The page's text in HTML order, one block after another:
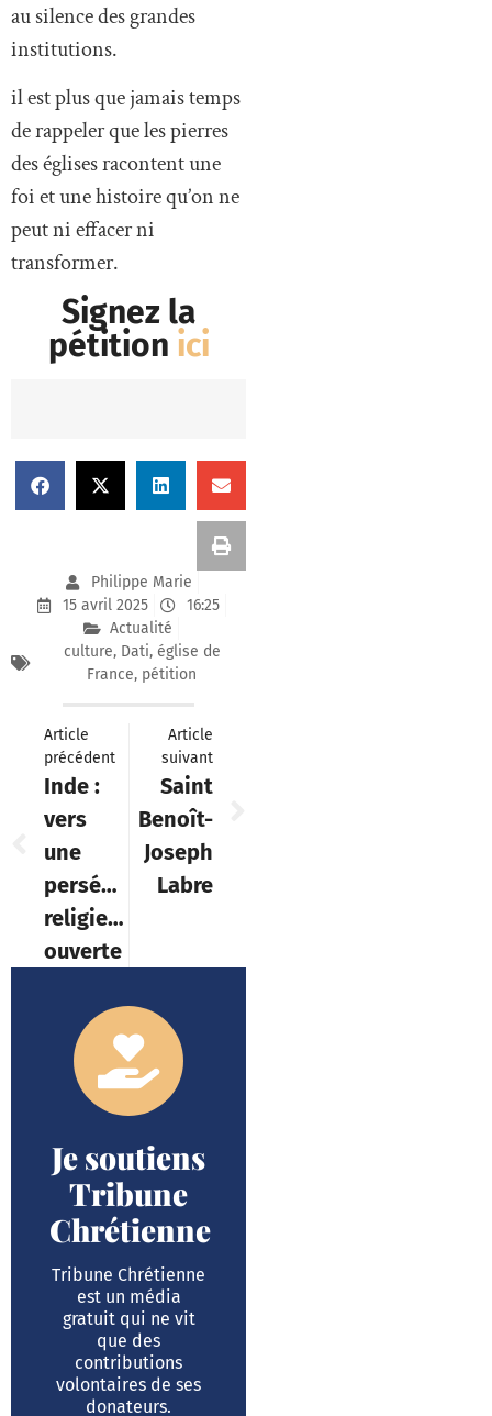
au silence des grandes
institutions.
il est plus que jamais temps
de rappeler que les pierres
des églises racontent une
foi et une histoire qu’on ne
peut ni effacer ni
transformer.
Signez la
pétition ici
Philippe Marie
15 avril 2025
16:25
Actualité
culture, Dati, église de
France, pétition
Article
précédent
Inde :
vers
une
persécution
religieuse
ouverte
Article
suivant
Saint
Benoît-
Joseph
Labre
Je soutiens
Tribune
Chrétienne
Tribune Chrétienne
est un média
gratuit qui ne vit
que des
contributions
volontaires de ses
donateurs.